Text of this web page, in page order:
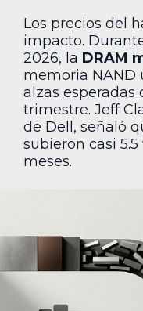
Los precios del
impacto.
2026, la DRAM
memoria NAND
alzas esperadas
trimestre. Jeff
de Dell, señaló
subieron casi
meses.